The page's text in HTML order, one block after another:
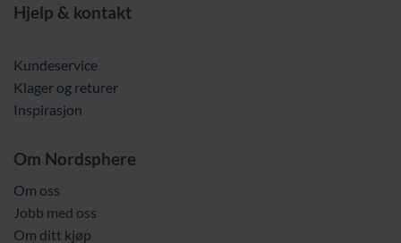
Hjelp & kontakt
Kundeservice
Klager og returer
Inspirasjon
Om Nordsphere
Om oss
Jobb med oss
Om ditt kjøp